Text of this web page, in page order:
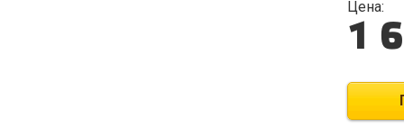
Цена:
1